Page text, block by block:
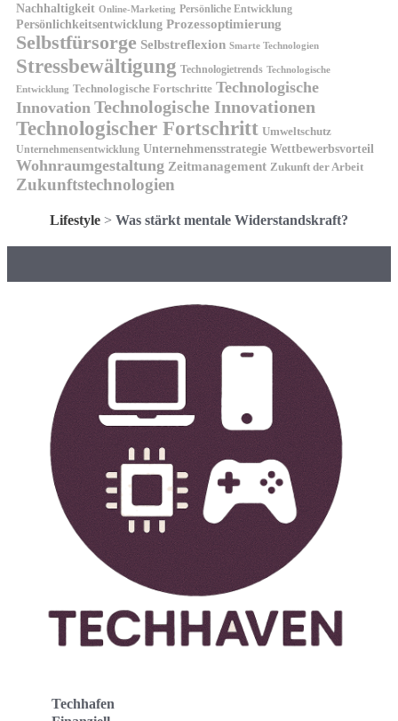
Nachhaltigkeit Online-Marketing Persönliche Entwicklung
Persönlichkeitsentwicklung Prozessoptimierung
Selbstfürsorge Selbstreflexion Smarte Technologien
Stressbewältigung Technologietrends Technologische
Entwicklung Technologische Fortschritte Technologische
Innovation Technologische Innovationen
Technologischer Fortschritt Umweltschutz
Unternehmensentwicklung Unternehmensstrategie Wettbewerbsvorteil
Wohnraumgestaltung Zeitmanagement Zukunft der Arbeit
Zukunftstechnologien
Lifestyle > Was stärkt mentale Widerstandskraft?
Techhafen